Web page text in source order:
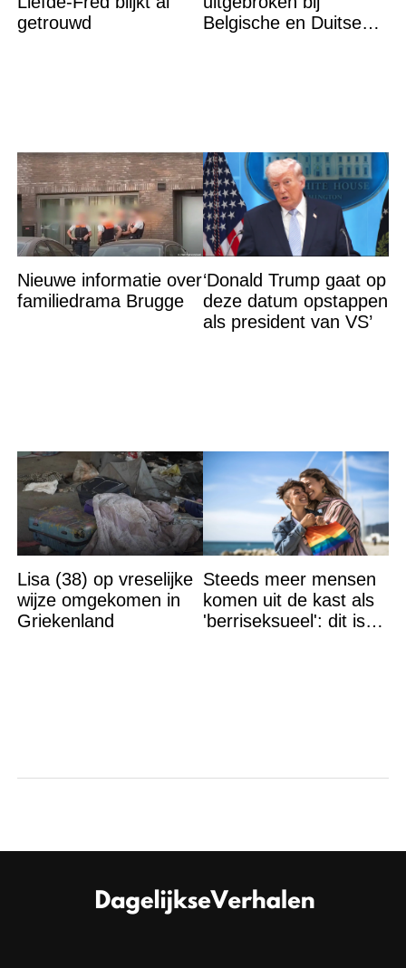
getrouwd
Belgische en Duitse
Nieuwe informatie over
familiedrama Brugge
‘Donald Trump gaat op
deze datum opstappen
als president van VS’
Lisa (38) op vreselijke
wijze omgekomen in
Griekenland
Steeds meer mensen
komen uit de kast als
'berriseksueel': dit is